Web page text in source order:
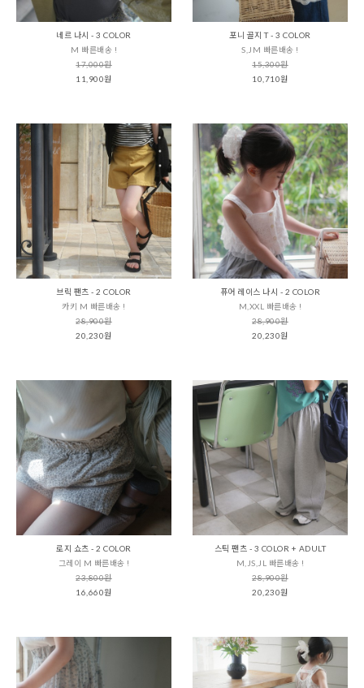
네르 나시 - 3 COLOR
M 빠른배송 !
17,000원
11,900원
포니 골지 T - 3 COLOR
S,JM 빠른배송 !
15,300원
10,710원
브릭 팬츠 - 2 COLOR
카키 M 빠른배송 !
28,900원
20,230원
퓨어 레이스 나시 - 2 COLOR
M,XXL 빠른배송 !
28,900원
20,230원
로지 쇼츠 - 2 COLOR
그레이 M 빠른배송 !
23,800원
16,660원
스틱 팬츠 - 3 COLOR + ADULT
M,JS,JL 빠른배송 !
28,900원
20,230원